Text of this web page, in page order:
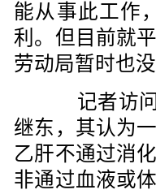
能从事此工作
利。但目前就
劳动局暂时也
记者访问
继东，其认为
乙肝不通过消
非通过血液或